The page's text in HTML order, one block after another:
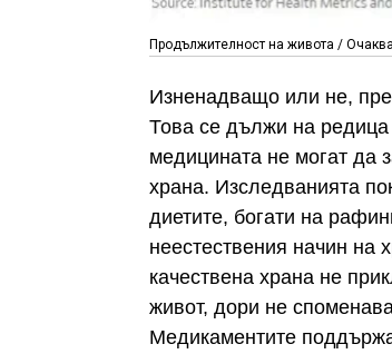
Продължителност на живота /
Изненадващо или не,
Това се дължи на редица
медицината не могат да
храна. Изследванията
диетите, богати на
неестествения начин на
качествена храна не
живот, дори не
Медикаментите